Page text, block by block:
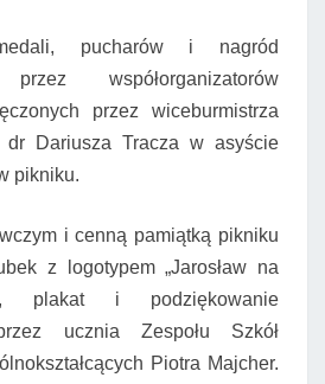
pucharów i nagród
przez współorganizatorów
przez wiceburmistrza
dr Dariusza Tracza w asyście
pikniku.
i cenną pamiątką pikniku
z logotypem „Jarosław na
plakat i podziękowanie
ucznia Zespołu Szkół
Piotra Majcher.